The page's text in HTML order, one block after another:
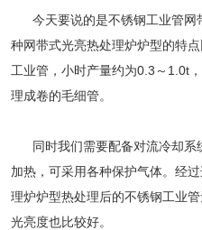
今天要说的是不锈钢工业管网
种网带式光亮热处理炉炉型的特
工业管，小时产量约为0.3～1.0t
理成卷的毛细管。
同时我们需要配备对流冷却系
加热，可采用各种保护气体。经
理炉炉型热处理后的不锈钢工业
光亮度也比较好。